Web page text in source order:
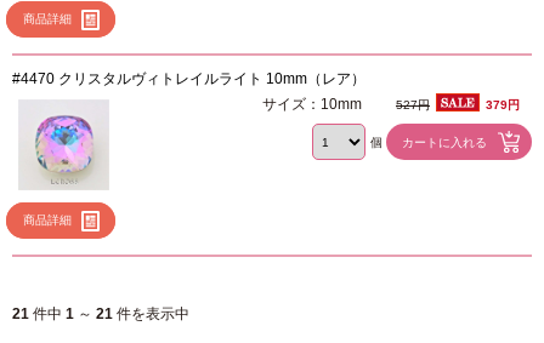
商品詳細
#4470 クリスタルヴィトレイルライト 10mm（レア）
商品詳細
サイズ：10mm 527円 379円
個
21 件中 1 ～ 21 件を表示中